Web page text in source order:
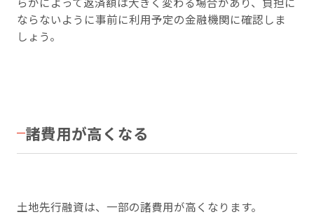
ならないように事前に利用予定の金融機関に確認しま
しょう。
諸費用が高くなる
土地先行融資は、一部の諸費用が高くなります。